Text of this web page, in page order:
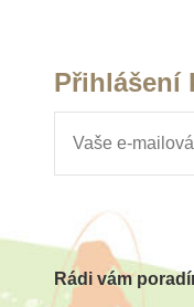
Přihlášení
Rádi vám